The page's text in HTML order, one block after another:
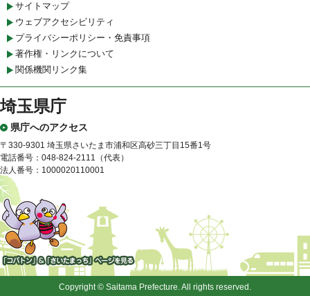
サイトマップ
ウェブアクセシビリティ
プライバシーポリシー・免責事項
著作権・リンクについて
関係機関リンク集
埼玉県庁
県庁へのアクセス
〒330-9301 埼玉県さいたま市浦和区高砂三丁目15番1号
電話番号：048-824-2111（代表）
法人番号：1000020110001
「コバトン」&「さいたまっ
Copyright © Saitama Prefecture. All rights reserved.